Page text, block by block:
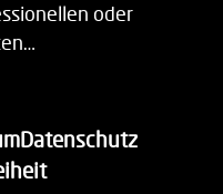
oder
Datenschutz